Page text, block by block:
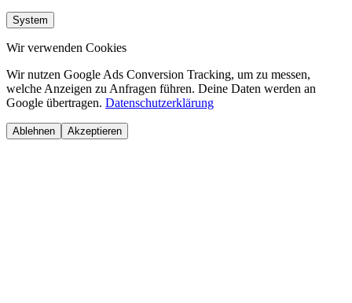
System
Wir verwenden Cookies
Wir nutzen Google Ads Conversion Tracking, um zu messen,
welche Anzeigen zu Anfragen führen. Deine Daten werden an
Google übertragen. Datenschutzerklärung
Ablehnen Akzeptieren